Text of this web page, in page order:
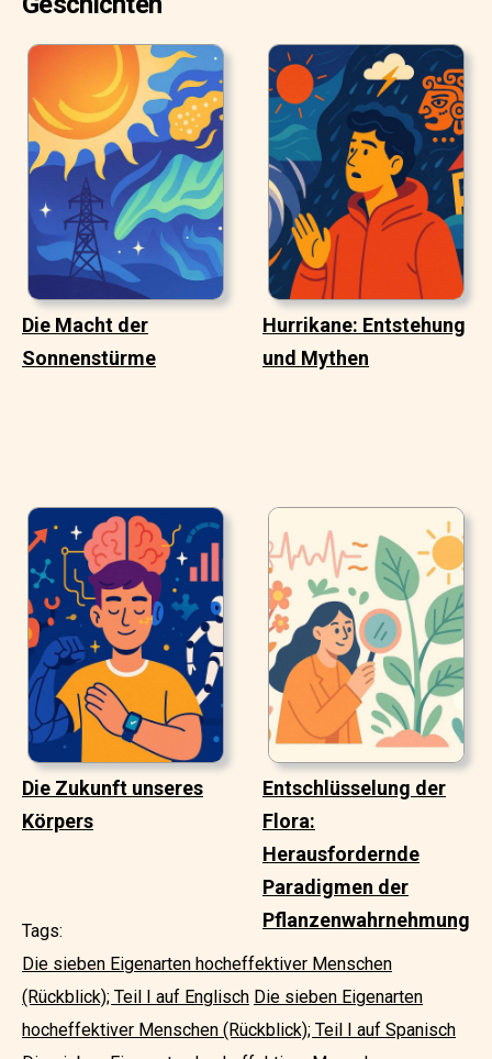
Die Macht der
Sonnenstürme
Hurrikane: Entstehung
und Mythen
Die Zukunft unseres
Körpers
Entschlüsselung der
Flora:
Herausfordernde
Paradigmen der
Pflanzenwahrnehmung
Tags:
Die sieben Eigenarten hocheffektiver Menschen
(Rückblick); Teil I auf Englisch Die sieben Eigenarten
hocheffektiver Menschen (Rückblick); Teil I auf Spanisch